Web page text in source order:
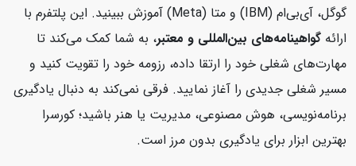
گوگل، آی‌بی‌ام (IBM) و متا (Meta) آموزش ببینید. این پلتفرم با
ارائهگواهینامه‌های بین‌المللی و معتبر، به شما کمک می‌کند تا
مهارت‌های شغلی خود را ارتقا داده، رزومه خود را تقویت کنید و
مسیر شغلی جدیدی را آغاز نمایید. فرقی نمی‌کند به دنبال یادگیری
برنامه‌نویسی، هوش مصنوعی، مدیریت یا هنر باشید؛ کورسرا
بهترین ابزار برای یادگیری بدون مرز است.